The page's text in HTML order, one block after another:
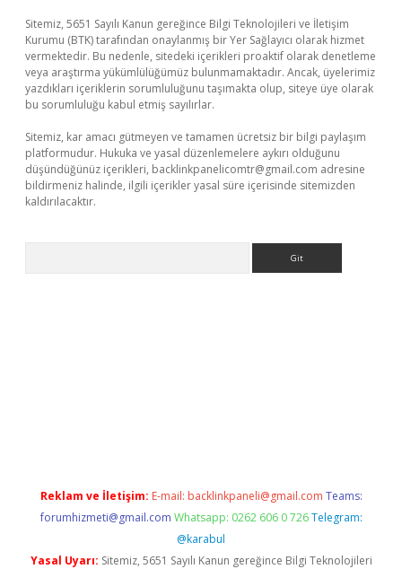
Sitemiz, 5651 Sayılı Kanun gereğince Bilgi Teknolojileri ve İletişim
Kurumu (BTK) tarafından onaylanmış bir Yer Sağlayıcı olarak hizmet
vermektedir. Bu nedenle, sitedeki içerikleri proaktif olarak denetleme
veya araştırma yükümlülüğümüz bulunmamaktadır. Ancak, üyelerimiz
yazdıkları içeriklerin sorumluluğunu taşımakta olup, siteye üye olarak
bu sorumluluğu kabul etmiş sayılırlar.
Sitemiz, kar amacı gütmeyen ve tamamen ücretsiz bir bilgi paylaşım
platformudur. Hukuka ve yasal düzenlemelere aykırı olduğunu
düşündüğünüz içerikleri, backlinkpanelicomtr@gmail.com adresine
bildirmeniz halinde, ilgili içerikler yasal süre içerisinde sitemizden
kaldırılacaktır.
Reklam ve İletişim: E-mail: backlinkpaneli@gmail.com Teams:
forumhizmeti@gmail.com Whatsapp: 0262 606 0 726 Telegram:
@karabul
Yasal Uyarı: Sitemiz, 5651 Sayılı Kanun gereğince Bilgi Teknolojileri